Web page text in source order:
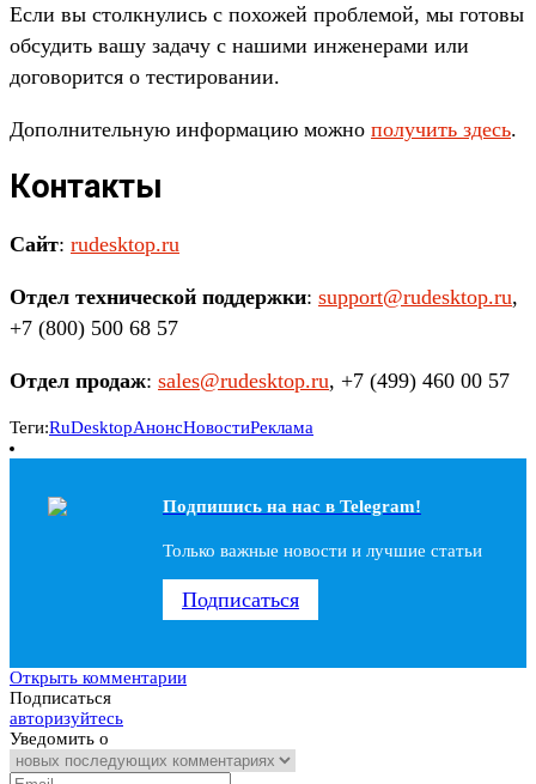
Если вы столкнулись с похожей проблемой, мы готовы
обсудить вашу задачу с нашими инженерами или
договорится о тестировании.
Дополнительную информацию можно получить здесь.
Контакты
Сайт: rudesktop.ru
Отдел технической поддержки: support@rudesktop.ru,
+7 (800) 500 68 57
Отдел продаж: sales@rudesktop.ru, +7 (499) 460 00 57
Теги:RuDesktopАнонсНовостиРеклама
Подпишись на наc в Telegram!
Только важные новости и лучшие статьи
Подписаться
Открыть комментарии
Подписаться
авторизуйтесь
Уведомить о